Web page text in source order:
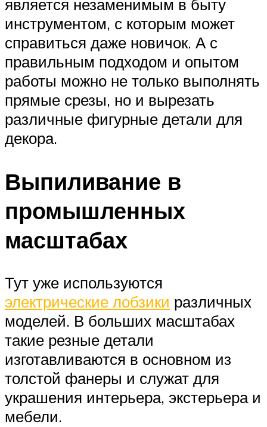
является незаменимым в быту
инструментом, с которым может
справиться даже новичок. А с
правильным подходом и опытом
работы можно не только выполнять
прямые срезы, но и вырезать
различные фигурные детали для
декора.
Выпиливание в
промышленных
масштабах
Тут уже используются
электрические лобзики различных
моделей. В больших масштабах
такие резные детали
изготавливаются в основном из
толстой фанеры и служат для
украшения интерьера, экстерьера и
мебели.